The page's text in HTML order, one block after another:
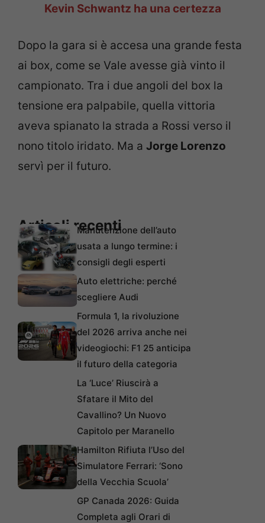
Kevin Schwantz ha una certezza
Dopo la gara si è accesa una grande festa
ai box, come se Vale avesse già vinto il
campionato. Tra i due angoli del box la
tensione era palpabile, quella vittoria
aveva spianato la strada a Rossi verso il
nono titolo iridato. Ma a Jorge Lorenzo
servì per il futuro.
Articoli recentiManutenzione dell’auto
usata a lungo termine: i
consigli degli esperti
Auto elettriche: perché
scegliere Audi
Formula 1, la rivoluzione
del 2026 arriva anche nei
videogiochi: F1 25 anticipa
il futuro della categoria
La ‘Luce’ Riuscirà a
Sfatare il Mito del
Cavallino? Un Nuovo
Capitolo per Maranello
Hamilton Rifiuta l’Uso del
Simulatore Ferrari: ‘Sono
della Vecchia Scuola’
GP Canada 2026: Guida
Completa agli Orari di